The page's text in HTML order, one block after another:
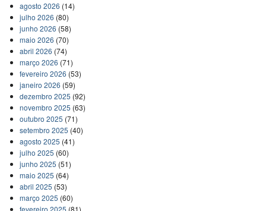
agosto 2026 (14)
julho 2026 (80)
junho 2026 (58)
maio 2026 (70)
abril 2026 (74)
março 2026 (71)
fevereiro 2026 (53)
janeiro 2026 (59)
dezembro 2025 (92)
novembro 2025 (63)
outubro 2025 (71)
setembro 2025 (40)
agosto 2025 (41)
julho 2025 (60)
junho 2025 (51)
maio 2025 (64)
abril 2025 (53)
março 2025 (60)